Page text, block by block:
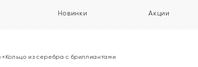
Новинки Акции
» Кольцо из серебра с бриллиантами